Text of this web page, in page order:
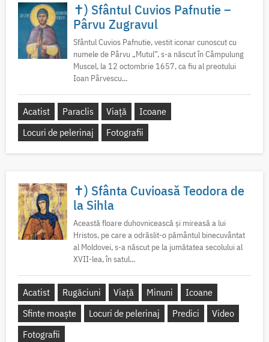
✝) Sfântul Cuvios Pafnutie –
Pârvu Zugravul
Sfântul Cuvios Pafnutie, vestit iconar cunoscut cu
numele de Pârvu „Mutul”, s-a născut în Câmpulung
Muscel, la 12 octombrie 1657, ca fiu al preotului
Ioan Pârvescu...
Acatist Paraclis Viață
Icoane
Locuri de pelerinaj
Fotografii
✝) Sfânta Cuvioasă Teodora de
la Sihla
Această floare duhovnicească și mireasă a lui
Hristos, pe care a odrăslit-o pământul binecuvântat
al Moldovei, s-a născut pe la jumătatea secolului al
XVII-lea, în satul...
Acatist Rugăciuni Viață Minuni
Icoane
Sfinte moaște
Locuri de pelerinaj Predici
Video
Fotografii